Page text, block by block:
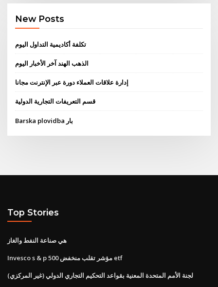
New Posts
تكلفة أكاديمية التداول اليوم
الذهب الهند آخر الأخبار اليوم
إدارة علاقات العملاء دورة عبر الإنترنت مجانا
قسم التعريفات التجارية الدولية
Barska plovidba بار
Top Stories
هي صناعة النفط والغاز
Invesco s & p 500 مؤشر تقلب منخفض etf
لجنة الأمم المتحدة المعنية بقواعد التحكيم التجاري الدولي (غير المركزي)